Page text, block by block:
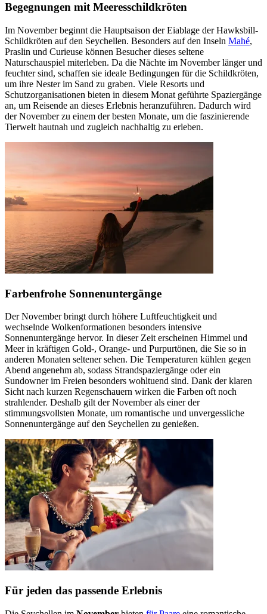
Begegnungen mit Meeresschildkröten
Im November beginnt die Hauptsaison der Eiablage der Hawksbill-
Schildkröten auf den Seychellen. Besonders auf den Inseln Mahé,
Praslin und Curieuse können Besucher dieses seltene
Naturschauspiel miterleben. Da die Nächte im November länger und
feuchter sind, schaffen sie ideale Bedingungen für die Schildkröten,
um ihre Nester im Sand zu graben. Viele Resorts und
Schutzorganisationen bieten in diesem Monat geführte Spaziergänge
an, um Reisende an dieses Erlebnis heranzuführen. Dadurch wird
der November zu einem der besten Monate, um die faszinierende
Tierwelt hautnah und zugleich nachhaltig zu erleben.
Farbenfrohe Sonnenuntergänge
Der November bringt durch höhere Luftfeuchtigkeit und
wechselnde Wolkenformationen besonders intensive
Sonnenuntergänge hervor. In dieser Zeit erscheinen Himmel und
Meer in kräftigen Gold-, Orange- und Purpurtönen, die Sie so in
anderen Monaten seltener sehen. Die Temperaturen kühlen gegen
Abend angenehm ab, sodass Strandspaziergänge oder ein
Sundowner im Freien besonders wohltuend sind. Dank der klaren
Sicht nach kurzen Regenschauern wirken die Farben oft noch
strahlender. Deshalb gilt der November als einer der
stimmungsvollsten Monate, um romantische und unvergessliche
Sonnenuntergänge auf den Seychellen zu genießen.
Für jeden das passende Erlebnis